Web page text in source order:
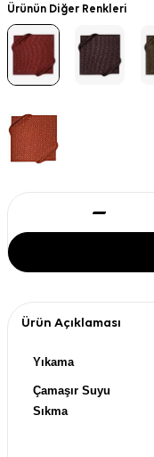
Ürünün Diğer Renkleri
Ürün Açıklaması
Yıkama
Çamaşır Suyu
Sıkma